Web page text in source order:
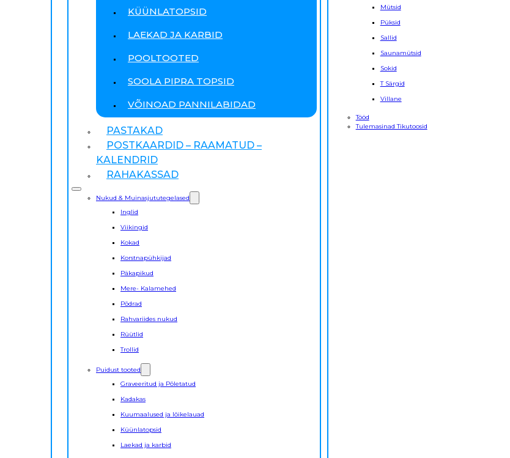
KÜÜNLATOPSID
LAEKAD JA KARBID
POOLTOOTED
SOOLA PIPRA TOPSID
VÕINOAD PANNILABIDAD
PASTAKAD
POSTKAARDID – RAAMATUD –
KALENDRID
RAHAKASSAD
Nukud & Muinasjututegelased
Inglid
Viikingid
Kokad
Korstnapühkijad
Päkapikud
Mere- Kalamehed
Põdrad
Rahvariides nukud
Rüütlid
Trollid
Puidust tooted
Graveeritud ja Põletatud
Kadakas
Kuumaalused ja lõikelauad
Küünlatopsid
Laekad ja karbid
Mütsid
Püksid
Sallid
Saunamütsid
Sokid
T Särgid
Villane
Tööd
Tulemasinad Tikutoosid